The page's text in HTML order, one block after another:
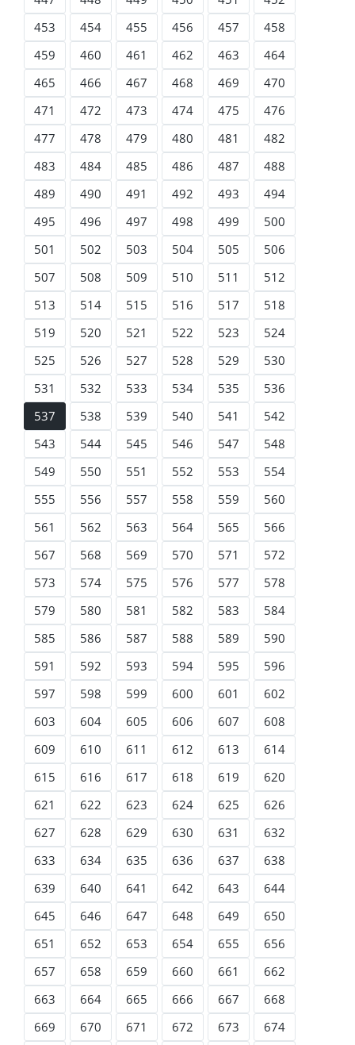
453
454 455 456 457
458
459
460 461 462 463
464
465
466 467 468 469
470
471
472 473 474 475
476
477
478 479 480 481
482
483
484 485 486 487
488
489
490 491 492 493
494
495
496 497 498 499
500
501
502 503 504 505
506
507
508 509 510 511
512
513
514 515 516 517
518
519
520 521 522 523
524
525
526 527 528 529
530
531
532 533 534 535
536
537
538 539 540 541
542
543
544 545 546 547
548
549
550 551 552 553
554
555
556 557 558 559
560
561
562 563 564 565
566
567
568 569 570 571
572
573
574 575 576 577
578
579
580 581 582 583
584
585
586 587 588 589
590
591
592 593 594 595
596
597
598 599 600 601
602
603
604 605 606 607
608
609
610 611 612 613
614
615
616 617 618 619
620
621
622 623 624 625
626
627
628 629 630 631
632
633
634 635 636 637
638
639
640 641 642 643
644
645
646 647 648 649
650
651
652 653 654 655
656
657
658 659 660 661
662
663
664 665 666 667
668
669
670 671 672 673
674